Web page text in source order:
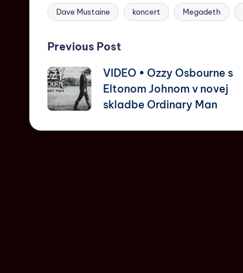
Dave Mustaine koncert Megadeth
Previous Post
VIDEO • Ozzy Osbourne s
Eltonom Johnom v novej
skladbe Ordinary Man